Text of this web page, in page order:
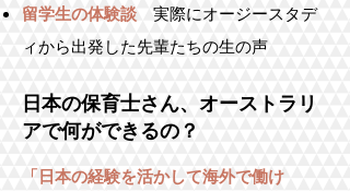
留学生の体験談 実際にオージースタデ
ィから出発した先輩たちの生の声
日本の保育士さん、オーストラリ
アで何ができるの？
「日本の経験を活かして海外で働け